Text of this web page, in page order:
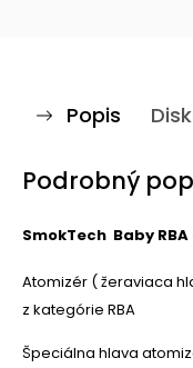
Popis
Podrobný
SmokTech Baby
Atomizér ( žeraviaca
z kategórie RBA
Špeciálna hlava